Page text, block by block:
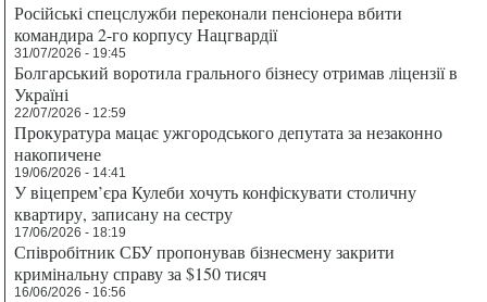
Російські спецслужби переконали пенсіонера вбити
командира 2-го корпусу Нацгвардії
31/07/2026 - 19:45
Болгарський воротила грального бізнесу отримав ліцензії в
Україні
22/07/2026 - 12:59
Прокуратура мацає ужгородського депутата за незаконно
накопичене
19/06/2026 - 14:41
У віцепрем’єра Кулеби хочуть конфіскувати столичну
квартиру, записану на сестру
17/06/2026 - 18:19
Співробітник СБУ пропонував бізнесмену закрити
кримінальну справу за $150 тисяч
16/06/2026 - 16:56